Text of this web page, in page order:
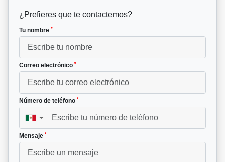
¿Prefieres que te contactemos?
Tu nombre *
Correo electrónico *
Número de teléfono *
▼
Mensaje *